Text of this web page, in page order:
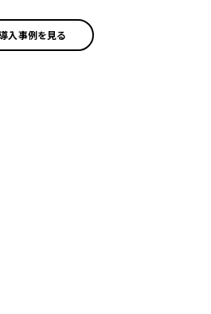
入事例を見る